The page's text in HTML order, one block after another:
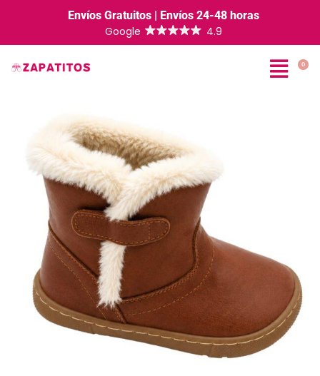
Envíos Gratuitos | Envíos 24-48 horas
0